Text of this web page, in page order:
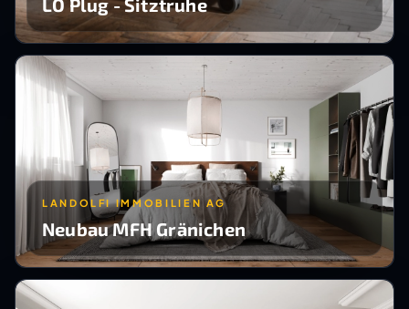
LO Plug - Sitztruhe
LANDOLFI IMMOBILIEN AG
Neubau MFH Gränichen